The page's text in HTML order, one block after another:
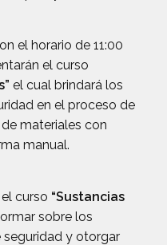
el horario de 11:00
el curso
el cual brindará los
en el proceso de
materiales con
manual.
curso “Sustancias
sobre los
y otorgar